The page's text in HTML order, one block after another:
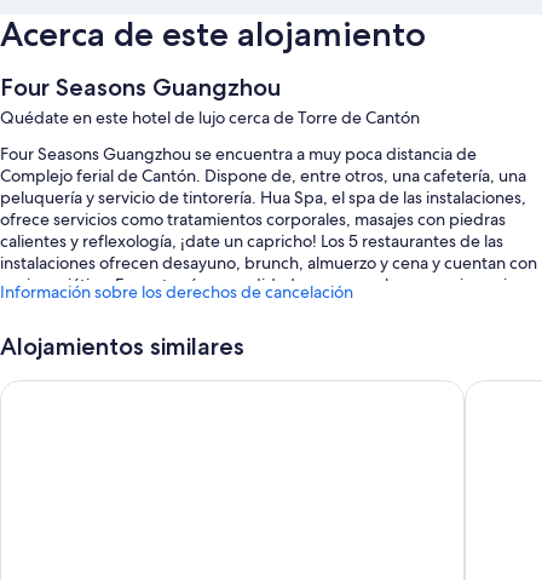
Acerca de este alojamiento
Four Seasons Guangzhou
Quédate en este hotel de lujo cerca de Torre de Cantón
Four Seasons Guangzhou se encuentra a muy poca distancia de
Complejo ferial de Cantón. Dispone de, entre otros, una cafetería, una
peluquería y servicio de tintorería. Hua Spa, el spa de las instalaciones,
ofrece servicios como tratamientos corporales, masajes con piedras
calientes y reflexología, ¡date un capricho! Los 5 restaurantes de las
instalaciones ofrecen desayuno, brunch, almuerzo y cena y cuentan con
cocina asiática. Encontrarás comodidades como un bar y un gimnasio
Aquí tienes otros servicios:
Información sobre los derechos de cancelación
Alojamientos similares
Conrad Guangzhou